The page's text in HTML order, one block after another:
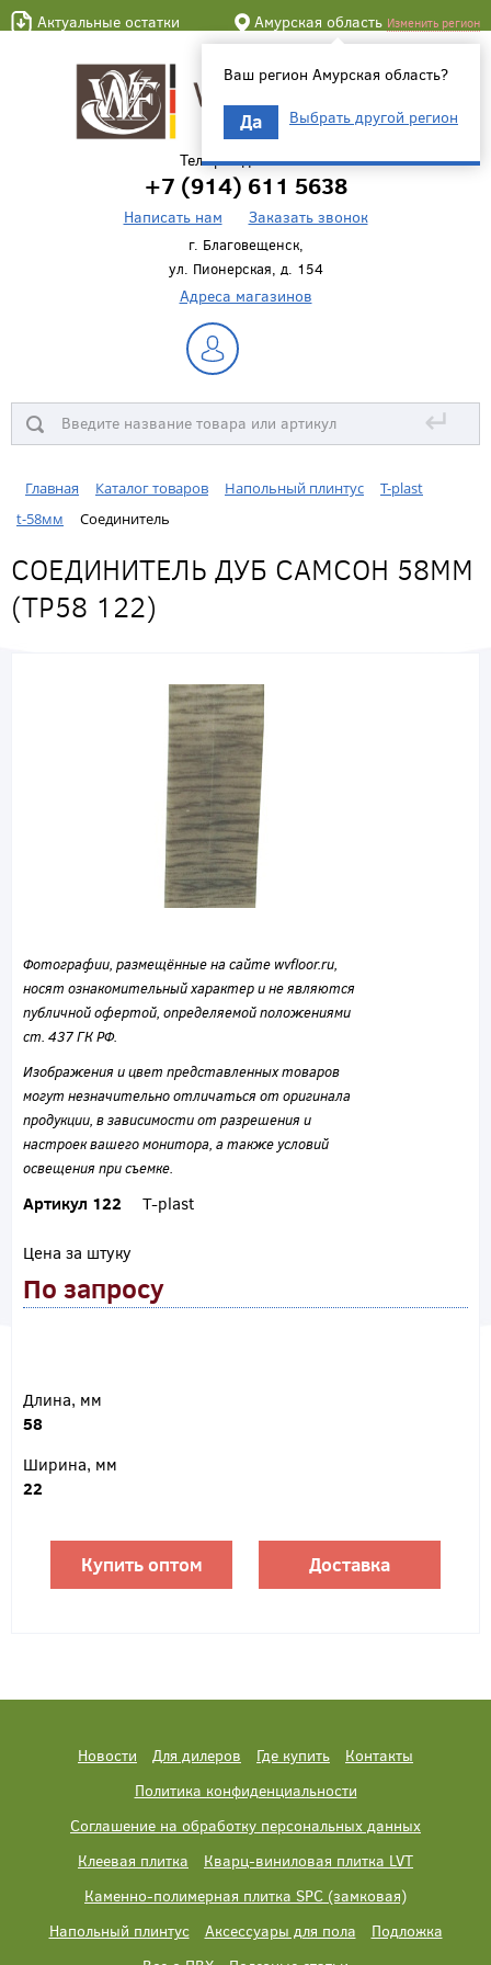
Актуальные остатки Амурская область Изменить регион
Ваш регион Амурская область?
Да Выбрать другой регион
Телефон для связи
+7 (914) 611 5638
Написать нам Заказать звонок
г. Благовещенск,
ул. Пионерская, д. 154
Адреса магазинов
↵
Главная Каталог товаров Напольный плинтус
T-plast
t-58мм
Соединитель
СОЕДИНИТЕЛЬ ДУБ САМСОН 58ММ
(ТР58 122)
Фотографии, размещённые на сайте wvfloor.ru,
носят ознакомительный характер и не являются
публичной офертой, определяемой положениями
ст. 437 ГК РФ.
Изображения и цвет представленных товаров
могут незначительно отличаться от оригинала
продукции, в зависимости от разрешения и
настроек вашего монитора, а также условий
освещения при съемке.
Артикул 122 T-plast
Цена за штуку
По запросу
Длина, мм
58
Ширина, мм
22
Купить оптом Доставка
Новости Для дилеров Где купить
Контакты
Политика конфиденциальности
Соглашение на обработку персональных данных
Клеевая плитка
Кварц-виниловая плитка LVT
Каменно-полимерная плитка SPC (замковая)
Напольный плинтус
Аксессуары для пола
Подложка